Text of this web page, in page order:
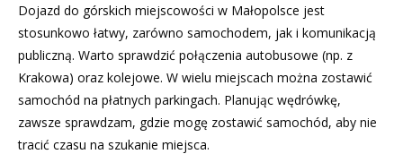
Dojazd do górskich miejscowości w Małopolsce jest
stosunkowo łatwy, zarówno samochodem, jak i komunikacją
publiczną. Warto sprawdzić połączenia autobusowe (np. z
Krakowa) oraz kolejowe. W wielu miejscach można zostawić
samochód na płatnych parkingach. Planując wędrówkę,
zawsze sprawdzam, gdzie mogę zostawić samochód, aby nie
tracić czasu na szukanie miejsca.